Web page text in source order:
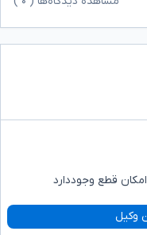
قطع وجوددارد
وکیل